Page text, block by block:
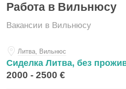
Работа в Вильнюсу
Вакансии в Вильнюсу
Литва, Вильнюс
Сиделка Литва, без
2000 - 2500 €